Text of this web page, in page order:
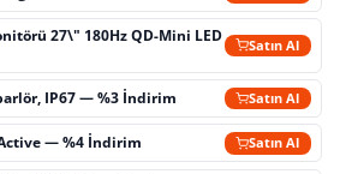
27\" 180Hz QD-Mini LED
Satın Al
IP67 — %3 İndirim Satın Al
— %4 İndirim Satın Al